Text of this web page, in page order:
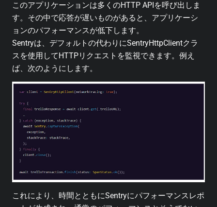
このアプリケーションは多くのHTTP APIを呼び出しま
す。その中で応答が遅いものがあると、アプリケーシ
ョンのパフォーマンスが低下します。
Sentryは、デフォルトの代わりにSentryHttpClientクラ
スを使用してHTTPリクエストを監視できます。例え
ば、次のようにします。
これにより、時間とともにSentryにパフォーマンスレポ